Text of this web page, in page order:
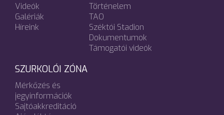
Videók
Galériák
Híreink
Történelem
TAO
Széktói Stadion
Dokumentumok
Támogatói videók
SZURKOLÓI ZÓNA
Mérkőzés és
jegyinformációk
Sajtóakkreditáció